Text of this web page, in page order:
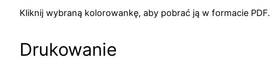
Kliknij wybraną kolorowankę, aby pobrać ją w formacie PDF.
Drukowanie